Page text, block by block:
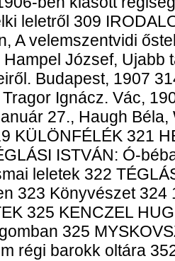
leletről 309
A velemszentvidi
Hampel József, Ujabb
Budapest, 1907
Ignácz. Vác,
27., Haugh
KÜLÖNFÉLÉK 321
ISTVÁN: Ó-
leletek 322
323 Könyvészet 324
325 KENCZEL
325
régi barokk oltára